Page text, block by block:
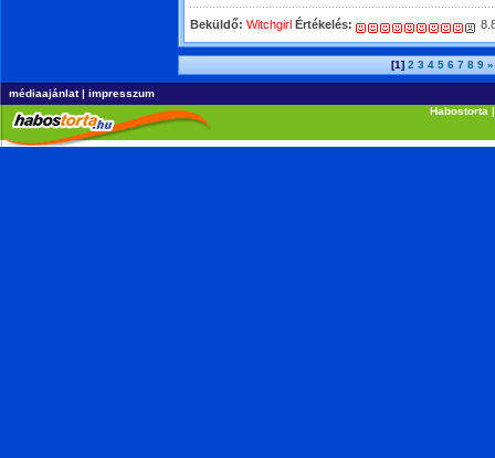
Beküldő: Witchgirl Értékelés:
[1] 2 3 4 5 6 7 8 9 »
médiaajánlat| impresszum
Habostorta